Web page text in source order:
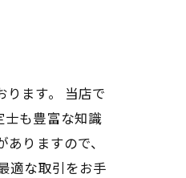
ます。 当店で
士も豊富な知識
りますので、
適な取引をお手